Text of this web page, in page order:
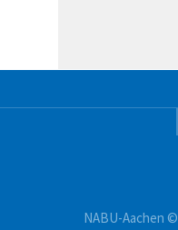
NABU-Aachen